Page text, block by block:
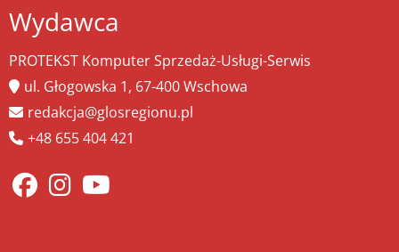
Wydawca
PROTEKST Komputer Sprzedaż-Usługi-Serwis
ul. Głogowska 1, 67-400 Wschowa
redakcja@glosregionu.pl
+48 655 404 421